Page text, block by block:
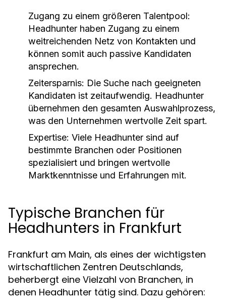
Zugang zu einem größeren Talentpool:
Headhunter haben Zugang zu einem
weitreichenden Netz von Kontakten und
können somit auch passive Kandidaten
ansprechen.
Zeitersparnis: Die Suche nach geeigneten
Kandidaten ist zeitaufwendig. Headhunter
übernehmen den gesamten Auswahlprozess,
was den Unternehmen wertvolle Zeit spart.
Expertise: Viele Headhunter sind auf
bestimmte Branchen oder Positionen
spezialisiert und bringen wertvolle
Marktkenntnisse und Erfahrungen mit.
Typische Branchen für
Headhunters in Frankfurt
Frankfurt am Main, als eines der wichtigsten
wirtschaftlichen Zentren Deutschlands,
beherbergt eine Vielzahl von Branchen, in
denen Headhunter tätig sind. Dazu gehören: